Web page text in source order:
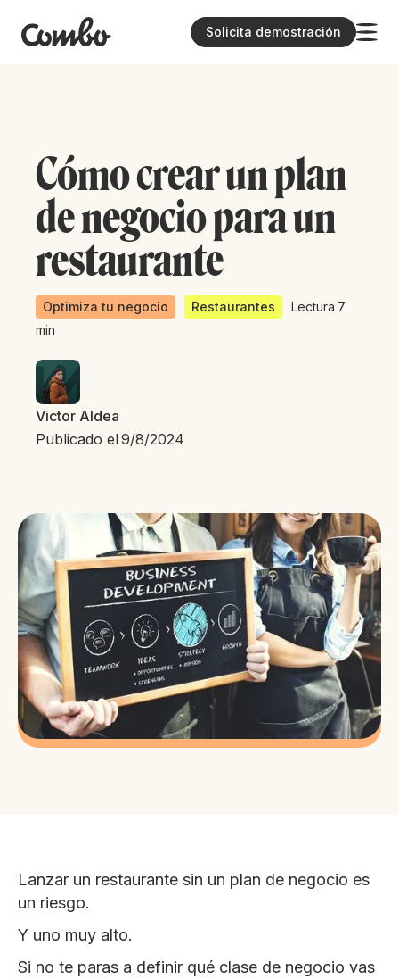
Solicita demostración
Cómo crear un plan
de negocio para un
restaurante
Optimiza tu negocio Restaurantes Lectura 7
min
Victor Aldea
Publicado el9/8/2024
Lanzar un restaurante sin un plan de negocio es
un riesgo.
Y uno muy alto.
Si no te paras a definir qué clase de negocio vas